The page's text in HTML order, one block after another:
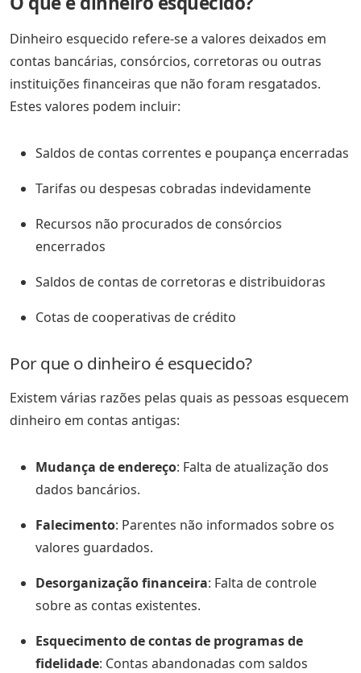
Dinheiro esquecido refere-se a valores deixados em
contas bancárias, consórcios, corretoras ou outras
instituições financeiras que não foram resgatados.
Estes valores podem incluir:
Saldos de contas correntes e poupança encerradas
Tarifas ou despesas cobradas indevidamente
Recursos não procurados de consórcios
encerrados
Saldos de contas de corretoras e distribuidoras
Cotas de cooperativas de crédito
Por que o dinheiro é esquecido?
Existem várias razões pelas quais as pessoas esquecem
dinheiro em contas antigas:
Mudança de endereço: Falta de atualização dos
dados bancários.
Falecimento: Parentes não informados sobre os
valores guardados.
Desorganização financeira: Falta de controle
sobre as contas existentes.
Esquecimento de contas de programas de
fidelidade: Contas abandonadas com saldos